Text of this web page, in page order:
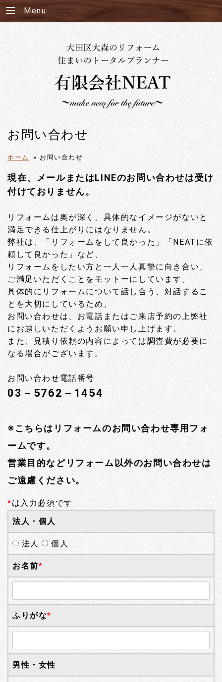
Menu
お問い合わせ
ホーム » お問い合わせ
現在、メールまたはLINEのお問い合わせは受け
付けておりません。
リフォームは奥が深く、具体的なイメージがないと
満足できる仕上がりにはなりません。
弊社は、「リフォームをして良かった」「NEATに依
頼して良かった」など、
リフォームをしたい方と一人一人真摯に向き合い、
ご満足いただくことをモットーにしています。
具体的にリフォームについて話し合う、対話するこ
とを大切にしているため、
お問い合わせは、お電話またはご来店予約の上弊社
にお越しいただくようお願い申し上げます。
また、見積り依頼の内容によっては調査費が必要に
なる場合がございます。
お問い合わせ電話番号
03－5762－1454
※こちらはリフォームのお問い合わせ専用フォ
ームです。
営業目的などリフォーム以外のお問い合わせは
ご遠慮ください。
*は入力必須です
法人・個人
法人 個人
お名前*
ふりがな*
男性・女性